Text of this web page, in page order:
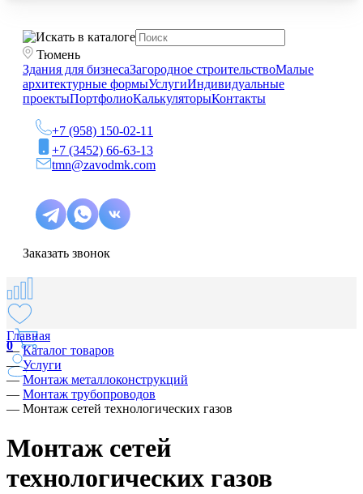
Тюмень
Здания для бизнесаЗагородное строительствоМалые
архитектурные формыУслугиИндивидуальные
проектыПортфолиоКалькуляторыКонтакты
+7 (958) 150-02-11
+7 (3452) 66-63-13
tmn@zavodmk.com
Заказать звонок
0
Главная
—Каталог товаров
—Услуги
—Монтаж металлоконструкций
— Монтаж трубопроводов
— Монтаж сетей технологических газов
Монтаж сетей
технологических газов